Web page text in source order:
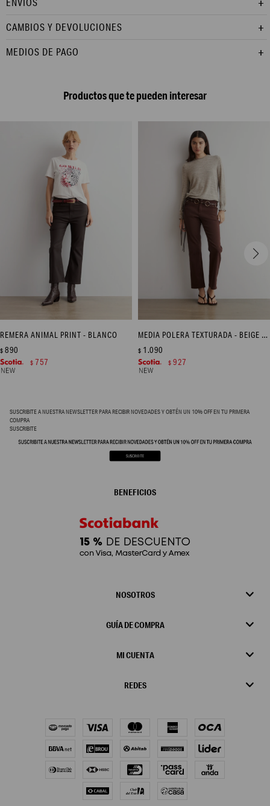
CAMBIOS Y DEVOLUCIONES
MEDIOS DE PAGO
Productos que te pueden interesar
REMERA ANIMAL PRINT - BLANCO
$ 890
$ 757
MEDIA POLERA TEXTURADA - BEIGE MELANGE
$ 1.090
$ 927
SUSCRIBITE A NUESTRA NEWSLETTER PARA RECIBIR NOVEDADES Y OBTÉN UN 10% OFF EN TU PRIMERA
COMPRA
SUSCRIBITE
NOSOTROS
GUÍA DE COMPRA
MI CUENTA
REDES
BENEFICIOS